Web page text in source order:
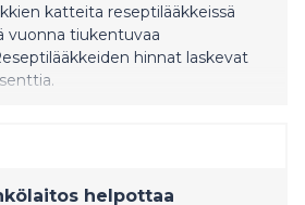
katteita reseptilääkkeissä
vuonna tiukentuvaa
hinnat laskevat
helpottaa